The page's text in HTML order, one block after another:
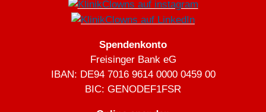
Spendenkonto
Freisinger Bank eG
IBAN: DE94 7016 9614 0000 0459 00
BIC: GENODEF1FSR